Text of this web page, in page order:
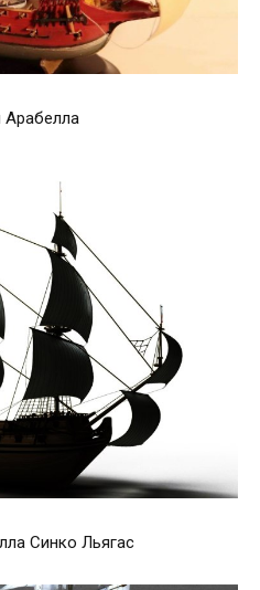
Арабелла
Синко Льягас